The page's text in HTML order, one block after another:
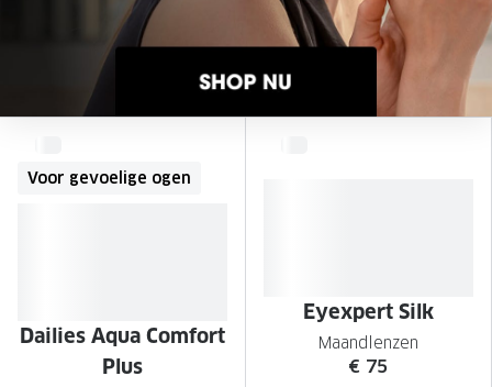
Onze brillenglazen
Nikon brillenglazen
Transitions brillenglazen
Voor gevoelige ogen
Dailies Aqua Comfort
Plus
Eyexpert Silk
Maandlenzen
€ 75